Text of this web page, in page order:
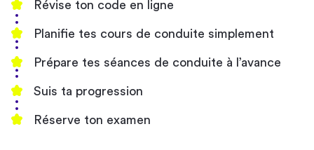
Révise ton code en ligne
Planifie tes cours de conduite simplement
Prépare tes séances de conduite à l’avance
Suis ta progression
Réserve ton examen